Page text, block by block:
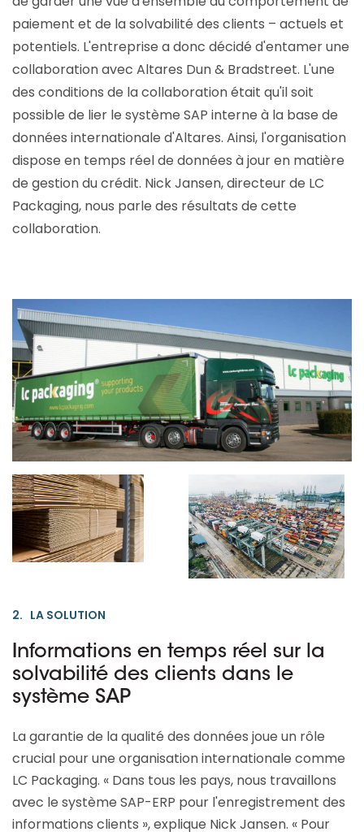
paiement et de la solvabilité des clients – actuels et
potentiels. L'entreprise a donc décidé d'entamer une
collaboration avec Altares Dun & Bradstreet. L'une
des conditions de la collaboration était qu'il soit
possible de lier le système SAP interne à la base de
données internationale d'Altares. Ainsi, l'organisation
dispose en temps réel de données à jour en matière
de gestion du crédit. Nick Jansen, directeur de LC
Packaging, nous parle des résultats de cette
collaboration.
2. LA SOLUTION
Informations en temps réel sur la
solvabilité des clients dans le
système SAP
La garantie de la qualité des données joue un rôle
crucial pour une organisation internationale comme
LC Packaging. « Dans tous les pays, nous travaillons
avec le système SAP-ERP pour l'enregistrement des
informations clients », explique Nick Jansen. « Pour